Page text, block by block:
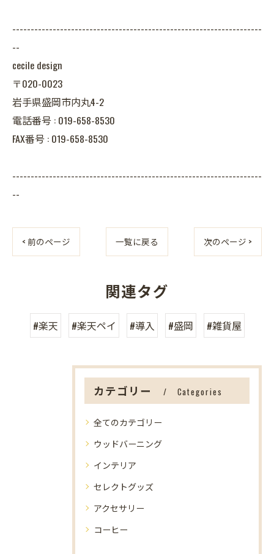
--------------------------------------------------------------------
--
cecile design
〒020-0023
岩手県盛岡市内丸4-2
電話番号 : 019-658-8530
FAX番号 : 019-658-8530
--------------------------------------------------------------------
--
< 前のページ 一覧に戻る 次のページ >
関連タグ
#楽天 #楽天ペイ #導入 #盛岡 #雑貨屋
カテゴリー Categories
全てのカテゴリー
ウッドバーニング
インテリア
セレクトグッズ
アクセサリー
コーヒー